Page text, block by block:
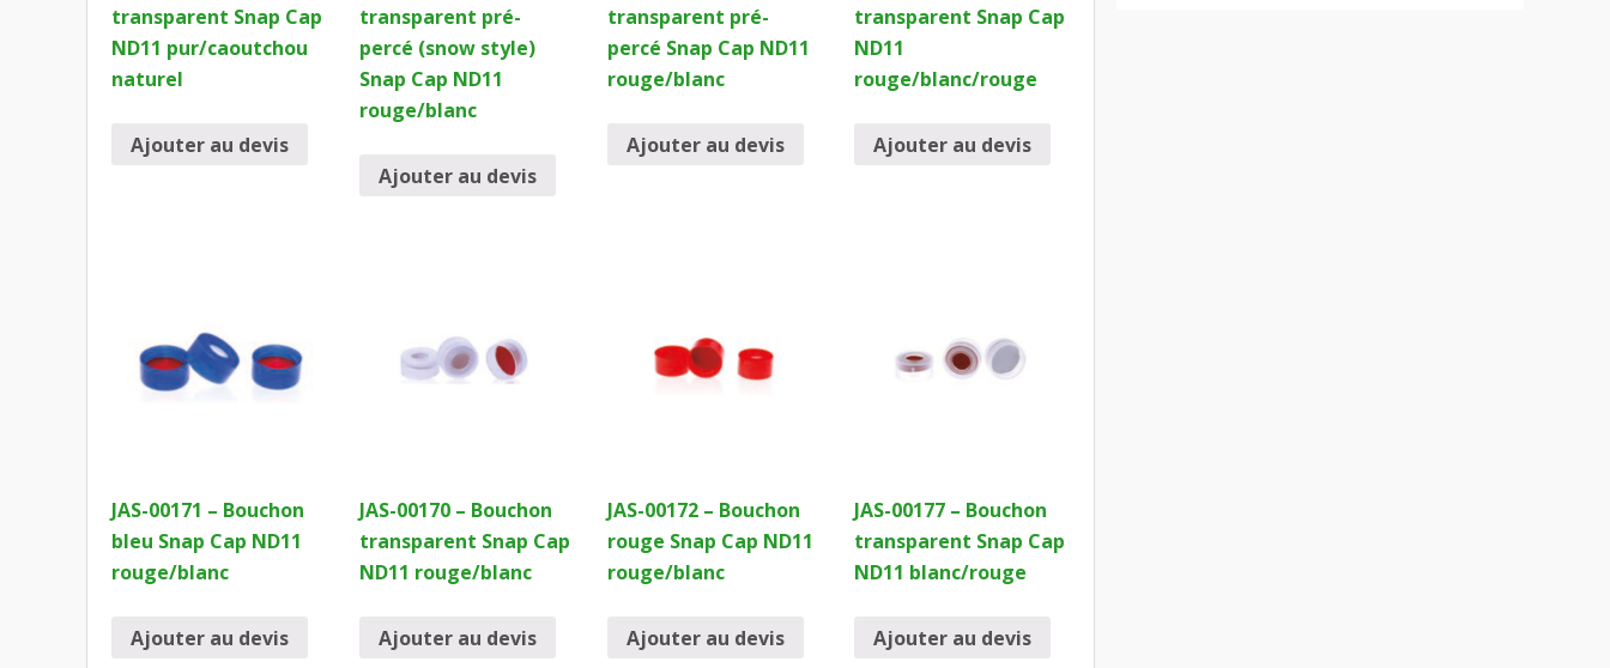
transparent Snap Cap
ND11 pur/caoutchou
naturel
Ajouter au devis
transparent pré-
percé (snow style)
Snap Cap ND11
rouge/blanc
Ajouter au devis
transparent pré-
percé Snap Cap ND11
rouge/blanc
Ajouter au devis
transparent Snap Cap
ND11
rouge/blanc/rouge
Ajouter au devis
JAS-00171 – Bouchon
bleu Snap Cap ND11
rouge/blanc
Ajouter au devis
JAS-00170 – Bouchon
transparent Snap Cap
ND11 rouge/blanc
Ajouter au devis
JAS-00172 – Bouchon
rouge Snap Cap ND11
rouge/blanc
Ajouter au devis
JAS-00177 – Bouchon
transparent Snap Cap
ND11 blanc/rouge
Ajouter au devis